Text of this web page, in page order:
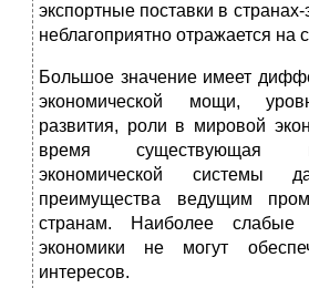
экспортные поставки в
неблагоприятно отражается на
Большое значение имеет
экономической мощи,
развития, роли в мировой
время существующая
экономической системы
преимущества ведущим
странам. Наиболее слабые
экономики не могут
интересов.